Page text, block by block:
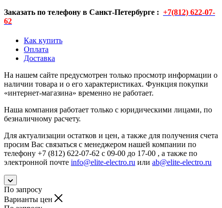
Заказать по телефону в Санкт-Петербурге : +7(812) 622-07-
62
Как купить
Оплата
Доставка
На нашем сайте предусмотрен только просмотр информации о
наличии товара и о его характеристиках. Функция покупки
«интернет-магазина» временно не работает.
Наша компания работает только с юридическими лицами, по
безналичному расчету.
Для актуализации остатков и цен, а также для получения счета
просим Вас связаться с менеджером нашей компании по
телефону +7 (812) 622-07-62 с 09-00 до 17-00 , а также по
электронной почте info@elite-electro.ru или ab@elite-electro.ru
По запросу
Варианты цен